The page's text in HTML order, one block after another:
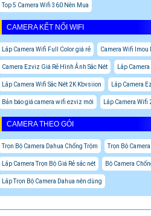
Top 5 Camera Wifi 360 Nên Mua
CAMERA KẾT NỐI WIFI
Lắp Camera Wifi Full Color giá rẻ Camera Wifi Imou
Camera Ezviz Giá Rẻ Hình Ảnh Sắc Nét Lắp
Lắp Camera Wifi Sắc Nét 2K Kbvsiion Lắp Camera
Bản báo giá camera wifi ezviz mới Lắp Camera Wifi
CAMERA THEO GÓI
Trọn Bộ Camera Dahua Chống Trộm Trọn Bộ
Lắp Camera Trọn Bộ Giá Rẻ sắc nét Bộ Camera
Lắp Trọn Bộ Camera Dahua nên dùng